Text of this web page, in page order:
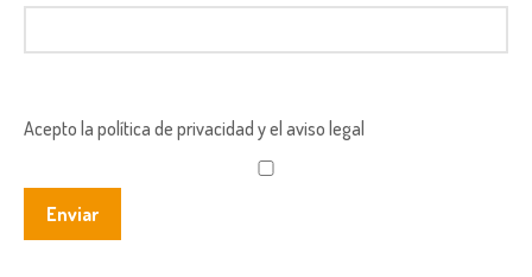
Acepto la política de privacidad y el aviso legal